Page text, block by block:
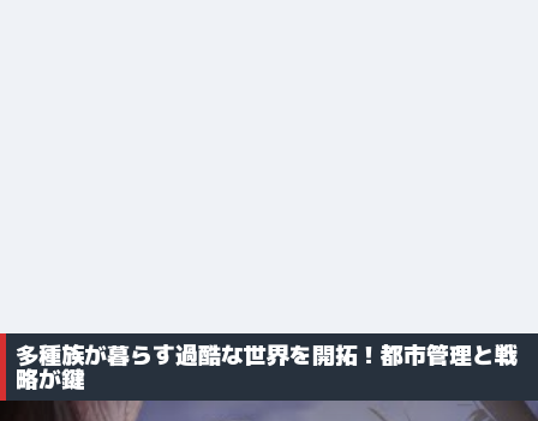
多種族が暮らす過酷な世界を開拓！都市管理と戦
略が鍵